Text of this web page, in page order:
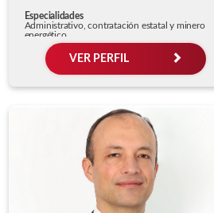
Especialidades
Administrativo, contratación estatal y minero
energético
VER PERFIL